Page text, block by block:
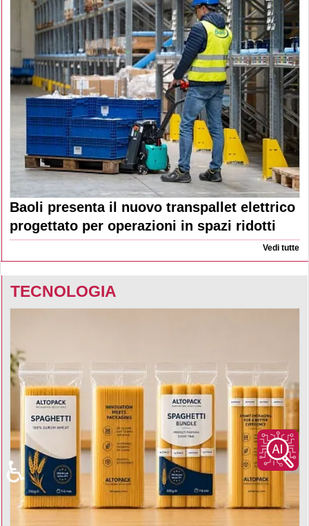
Baoli presenta il nuovo transpallet elettrico
progettato per operazioni in spazi ridotti
Vedi tutte
TECNOLOGIA